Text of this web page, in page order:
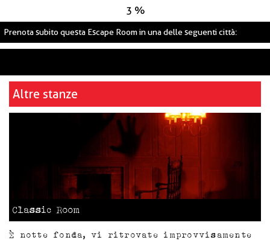
3 %
Prenota subito questa Escape Room in una delle seguenti città:
Altre stanze
Classic Room
È notte fonda, vi ritrovate improvvisamente